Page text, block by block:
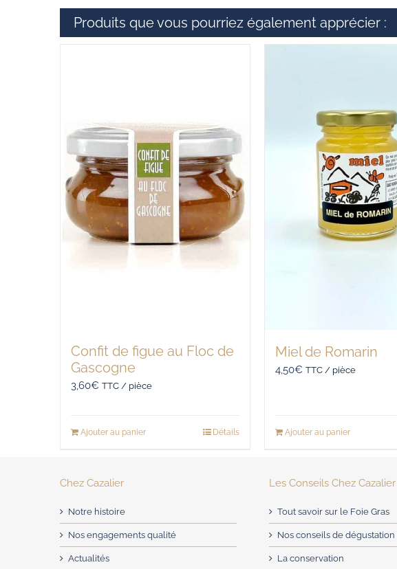
Produits que vous pourriez également apprécier :
Confit de figue au Floc de
Gascogne
3,60€ TTC / pièce
Ajouter au panier Détails
Miel de Romarin
4,50€ TTC / pièce
Ajouter au panier
Chez Cazalier
Notre histoire
Nos engagements qualité
Actualités
Les Conseils Chez Cazalier
Tout savoir sur le Foie Gras
Nos conseils de dégustation
La conservation